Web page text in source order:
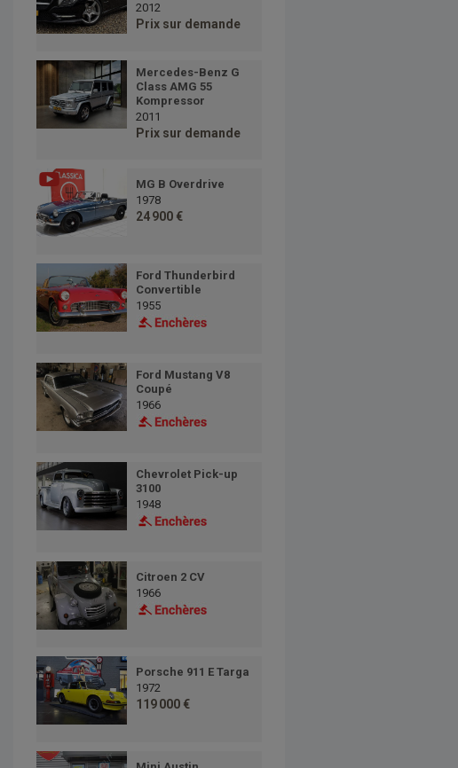
2012
Prix sur demande
Mercedes-Benz G
Class AMG 55
Kompressor
2011
Prix sur demande
MG B Overdrive
1978
24 900 €
Ford Thunderbird
Convertible
1955
Ford Mustang V8
Coupé
1966
Chevrolet Pick-up
3100
1948
Citroen 2 CV
1966
Porsche 911 E Targa
1972
119 000 €